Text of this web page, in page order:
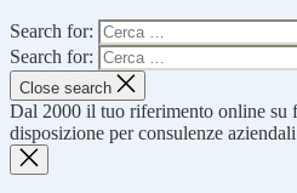
Search for:
Search for:
Close search
Dal 2000 il tuo riferimento online su
disposizione per consulenze aziendali